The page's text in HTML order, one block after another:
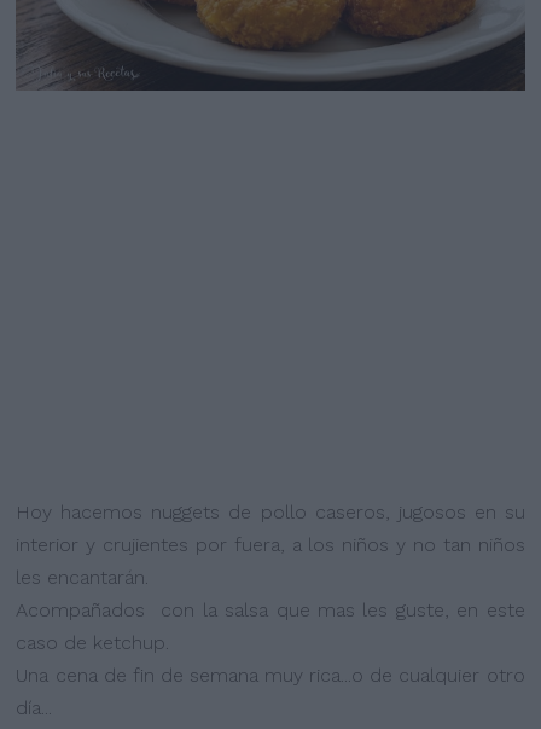
Hoy hacemos nuggets de pollo caseros, jugosos en su
interior y crujientes por fuera, a los niños y no tan niños
les encantarán.
Acompañados con la salsa que mas les guste, en este
caso de ketchup.
Una cena de fin de semana muy rica...o de cualquier otro
día...